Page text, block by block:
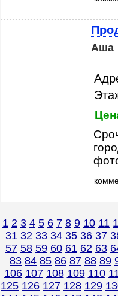
Аша
1 2 3 4 5 6 7 8 9 10 11
31 32 33 34 35 36 37
57 58 59 60 61 62 63
83 84 85 86 87 88 89
106 107 108 109 110
125 126 127 128 129